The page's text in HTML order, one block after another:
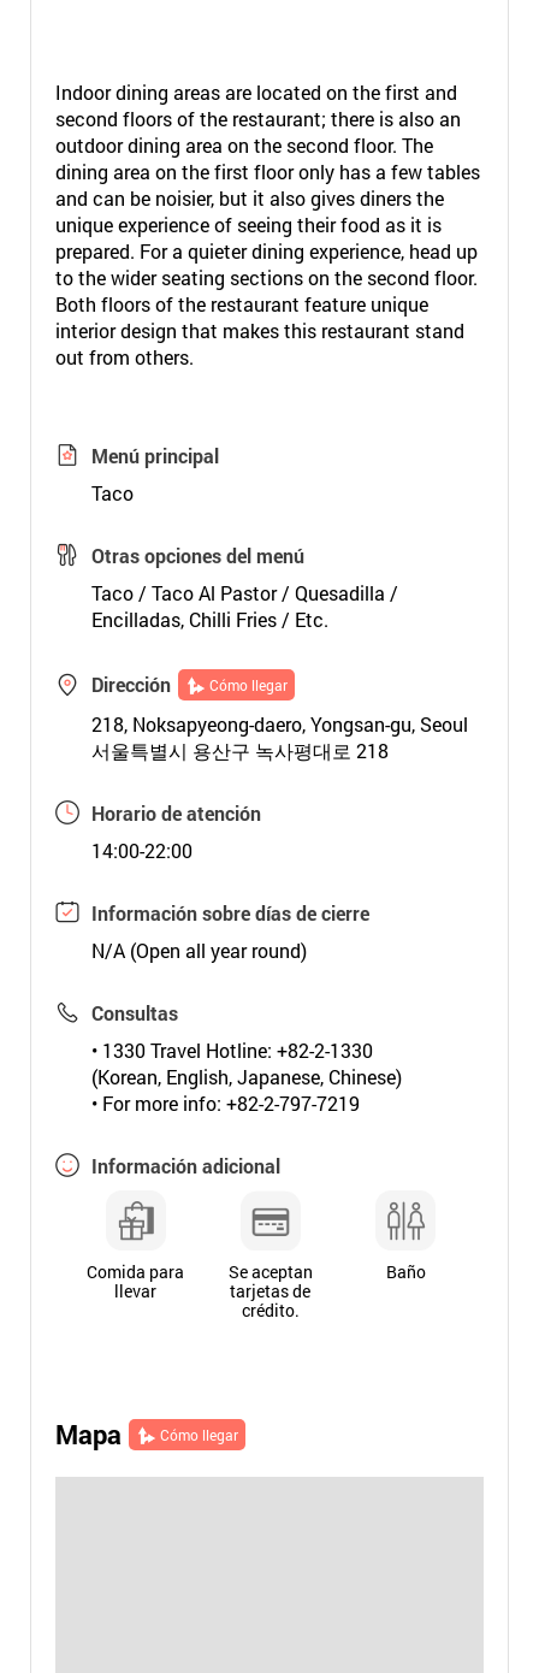
Indoor dining areas are located on the first and
second floors of the restaurant; there is also an
outdoor dining area on the second floor. The
dining area on the first floor only has a few tables
and can be noisier, but it also gives diners the
unique experience of seeing their food as it is
prepared. For a quieter dining experience, head up
to the wider seating sections on the second floor.
Both floors of the restaurant feature unique
interior design that makes this restaurant stand
out from others.
Menú principal
Taco
Otras opciones del menú
Taco / Taco Al Pastor / Quesadilla /
Encilladas, Chilli Fries / Etc.
Dirección Cómo llegar
218, Noksapyeong-daero, Yongsan-gu, Seoul
서울특별시 용산구 녹사평대로 218
Horario de atención
14:00-22:00
Información sobre días de cierre
N/A (Open all year round)
Consultas
• 1330 Travel Hotline: +82-2-1330
(Korean, English, Japanese, Chinese)
• For more info: +82-2-797-7219
Información adicional
Comida para
llevar
Se aceptan
tarjetas de
crédito.
Baño
Mapa Cómo llegar